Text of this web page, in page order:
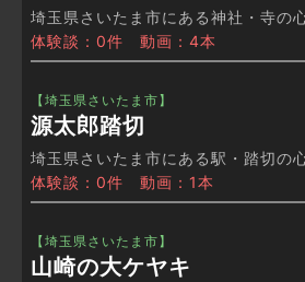
埼玉県さいたま市にある神社・寺の
体験談：0件 動画：4本
【埼玉県さいたま市】
源太郎踏切
埼玉県さいたま市にある駅・踏切の
体験談：0件 動画：1本
【埼玉県さいたま市】
山崎の大ケヤキ